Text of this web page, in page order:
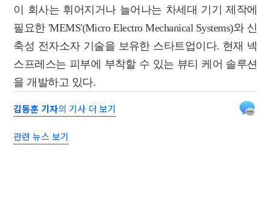
이 회사는 휘어지거나 늘어나는 차세대 기기 제작에
필요한 'MEMS'(Micro Electro Mechanical Systems)와 신
축성 전자소자 기술을 보유한 스타트업이다. 현재 넥
스프레스는 피부에 부착할 수 있는 뷰티 케어 솔루션
을 개발하고 있다.
김동훈 기자의 기사 더 보기
관련 뉴스 보기